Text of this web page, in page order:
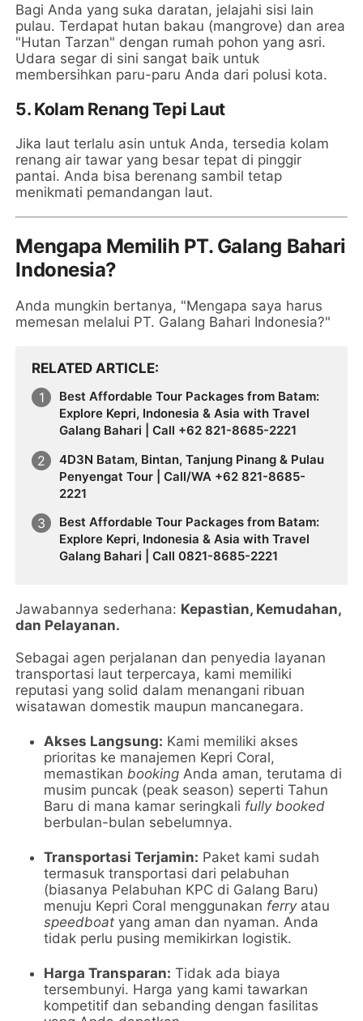
Bagi Anda yang suka daratan, jelajahi sisi lain
pulau. Terdapat hutan bakau (mangrove) dan area
"Hutan Tarzan" dengan rumah pohon yang asri.
Udara segar di sini sangat baik untuk
membersihkan paru-paru Anda dari polusi kota.
5. Kolam Renang Tepi Laut
Jika laut terlalu asin untuk Anda, tersedia kolam
renang air tawar yang besar tepat di pinggir
pantai. Anda bisa berenang sambil tetap
menikmati pemandangan laut.
Mengapa Memilih PT. Galang Bahari
Indonesia?
Anda mungkin bertanya, "Mengapa saya harus
memesan melalui PT. Galang Bahari Indonesia?"
RELATED ARTICLE
Best Affordable Tour Packages from Batam:
Explore Kepri, Indonesia & Asia with Travel
Galang Bahari | Call +62 821-8685-2221
4D3N Batam, Bintan, Tanjung Pinang & Pulau
Penyengat Tour | Call/WA +62 821-8685-
2221
Best Affordable Tour Packages from Batam:
Explore Kepri, Indonesia & Asia with Travel
Galang Bahari | Call 0821-8685-2221
Jawabannya sederhana: Kepastian, Kemudahan,
dan Pelayanan.
Sebagai agen perjalanan dan penyedia layanan
transportasi laut terpercaya, kami memiliki
reputasi yang solid dalam menangani ribuan
wisatawan domestik maupun mancanegara.
Akses Langsung: Kami memiliki akses
prioritas ke manajemen Kepri Coral,
memastikanbooking Anda aman, terutama di
musim puncak (peak season) seperti Tahun
Baru di mana kamar seringkali fully booked
berbulan-bulan sebelumnya.
Transportasi Terjamin: Paket kami sudah
termasuk transportasi dari pelabuhan
(biasanya Pelabuhan KPC di Galang Baru)
menuju Kepri Coral menggunakan ferryatau
speedboat yang aman dan nyaman. Anda
tidak perlu pusing memikirkan logistik.
Harga Transparan: Tidak ada biaya
tersembunyi. Harga yang kami tawarkan
kompetitif dan sebanding dengan fasilitas